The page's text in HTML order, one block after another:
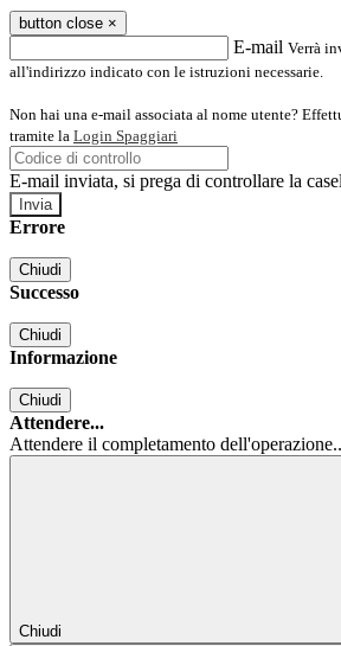
button close ×
E-mail Verrà
all'indirizzo indicato con le istruzioni necessarie.
Non hai una e-mail associata al nome utente?
tramite la Login Spaggiari
E-mail inviata, si prega di controllare la
Errore
Chiudi
Successo
Chiudi
Informazione
Chiudi
Attendere...
Attendere il completamento
Chiudi